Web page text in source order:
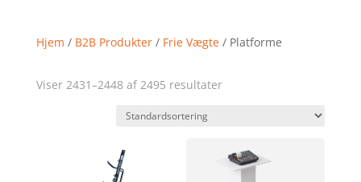
Hjem / B2B Produkter/ Frie Vægte/ Platforme
Viser 2431–2448 af 2495 resultater